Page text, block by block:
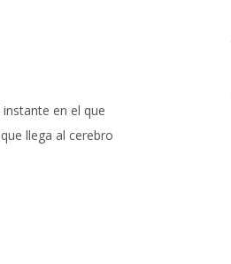
en el que
llega al cerebro